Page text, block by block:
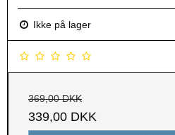
Ikke på lager
369,00 DKK
339,00 DKK